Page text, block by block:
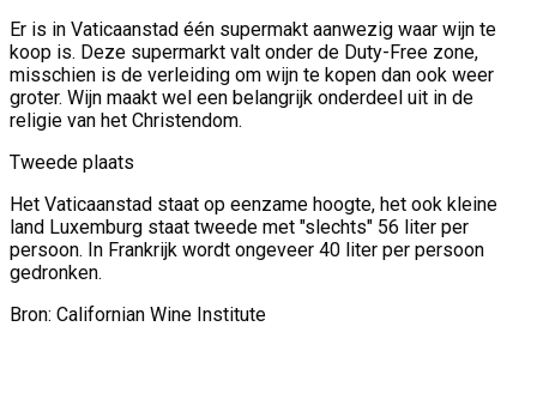
Er is in Vaticaanstad één supermakt aanwezig waar wijn te
koop is. Deze supermarkt valt onder de Duty-Free zone,
misschien is de verleiding om wijn te kopen dan ook weer
groter. Wijn maakt wel een belangrijk onderdeel uit in de
religie van het Christendom.
Tweede plaats
Het Vaticaanstad staat op eenzame hoogte, het ook kleine
land Luxemburg staat tweede met "slechts" 56 liter per
persoon. In Frankrijk wordt ongeveer 40 liter per persoon
gedronken.
Bron: Californian Wine Institute